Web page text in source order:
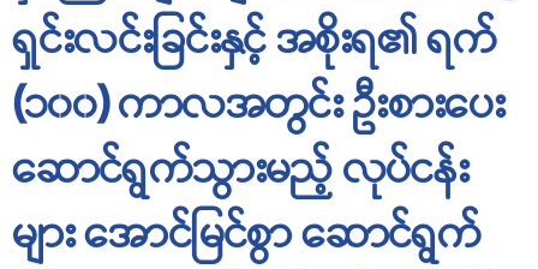
ရှင်းလင်းခြင်းနှင့် အစိုးရ၏ ရက်
(၁၀၀) ကာလအတွင်း ဦးစားပေး
ဆောင်ရွက်သွားမည့် လုပ်ငန်း
များ အောင်မြင်စွာ ဆောင်ရွက်